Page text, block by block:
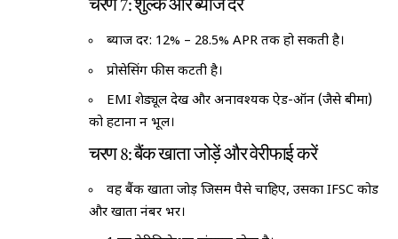
चरण 7: शुल्क और ब्याज दर
ब्याज दर: 12% – 28.5% APR तक हो सकती है।
प्रोसेसिंग फीस कटती है।
EMI शेड्यूल देखें और अनावश्यक ऐड-ऑन (जैसे बीमा)
को हटाना न भूलें।
चरण 8: बैंक खाता जोड़ें और वेरीफाई करें
वह बैंक खाता जोड़ें जिसमें पैसे चाहिए, उसका IFSC कोड
और खाता नंबर भरें।